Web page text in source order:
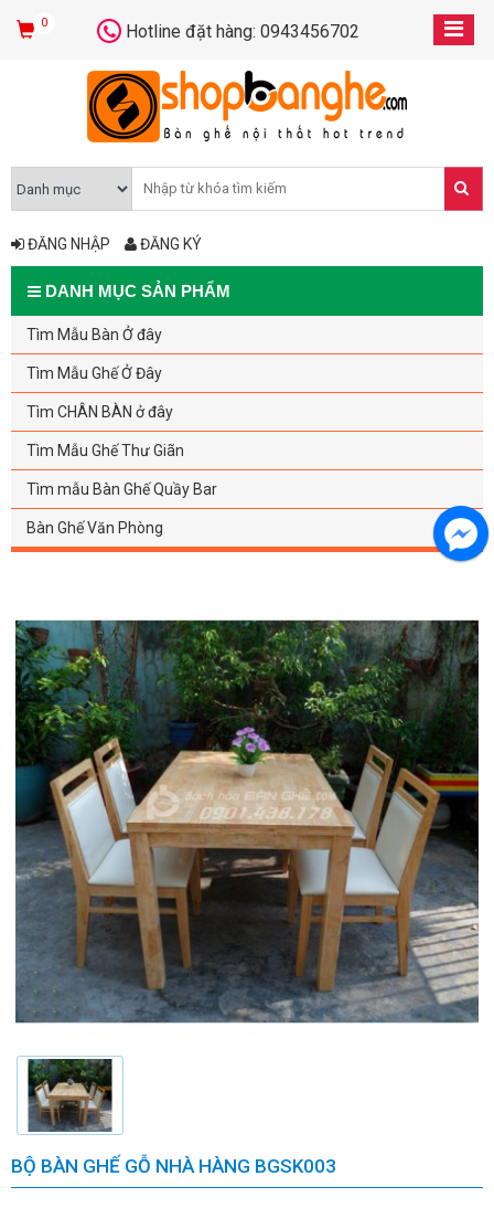
0 Hotline đặt hàng: 0943456702
ĐĂNG NHẬP ĐĂNG KÝ
DANH MỤC SẢN PHẨM
Tìm Mẫu Bàn Ở đây
Tìm Mẫu Ghế Ở Đây
Tìm CHÂN BÀN ở đây
Tìm Mẫu Ghế Thư Giãn
Tìm mẫu Bàn Ghế Quầy Bar
Bàn Ghế Văn Phòng
BỘ BÀN GHẾ GỖ NHÀ HÀNG BGSK003